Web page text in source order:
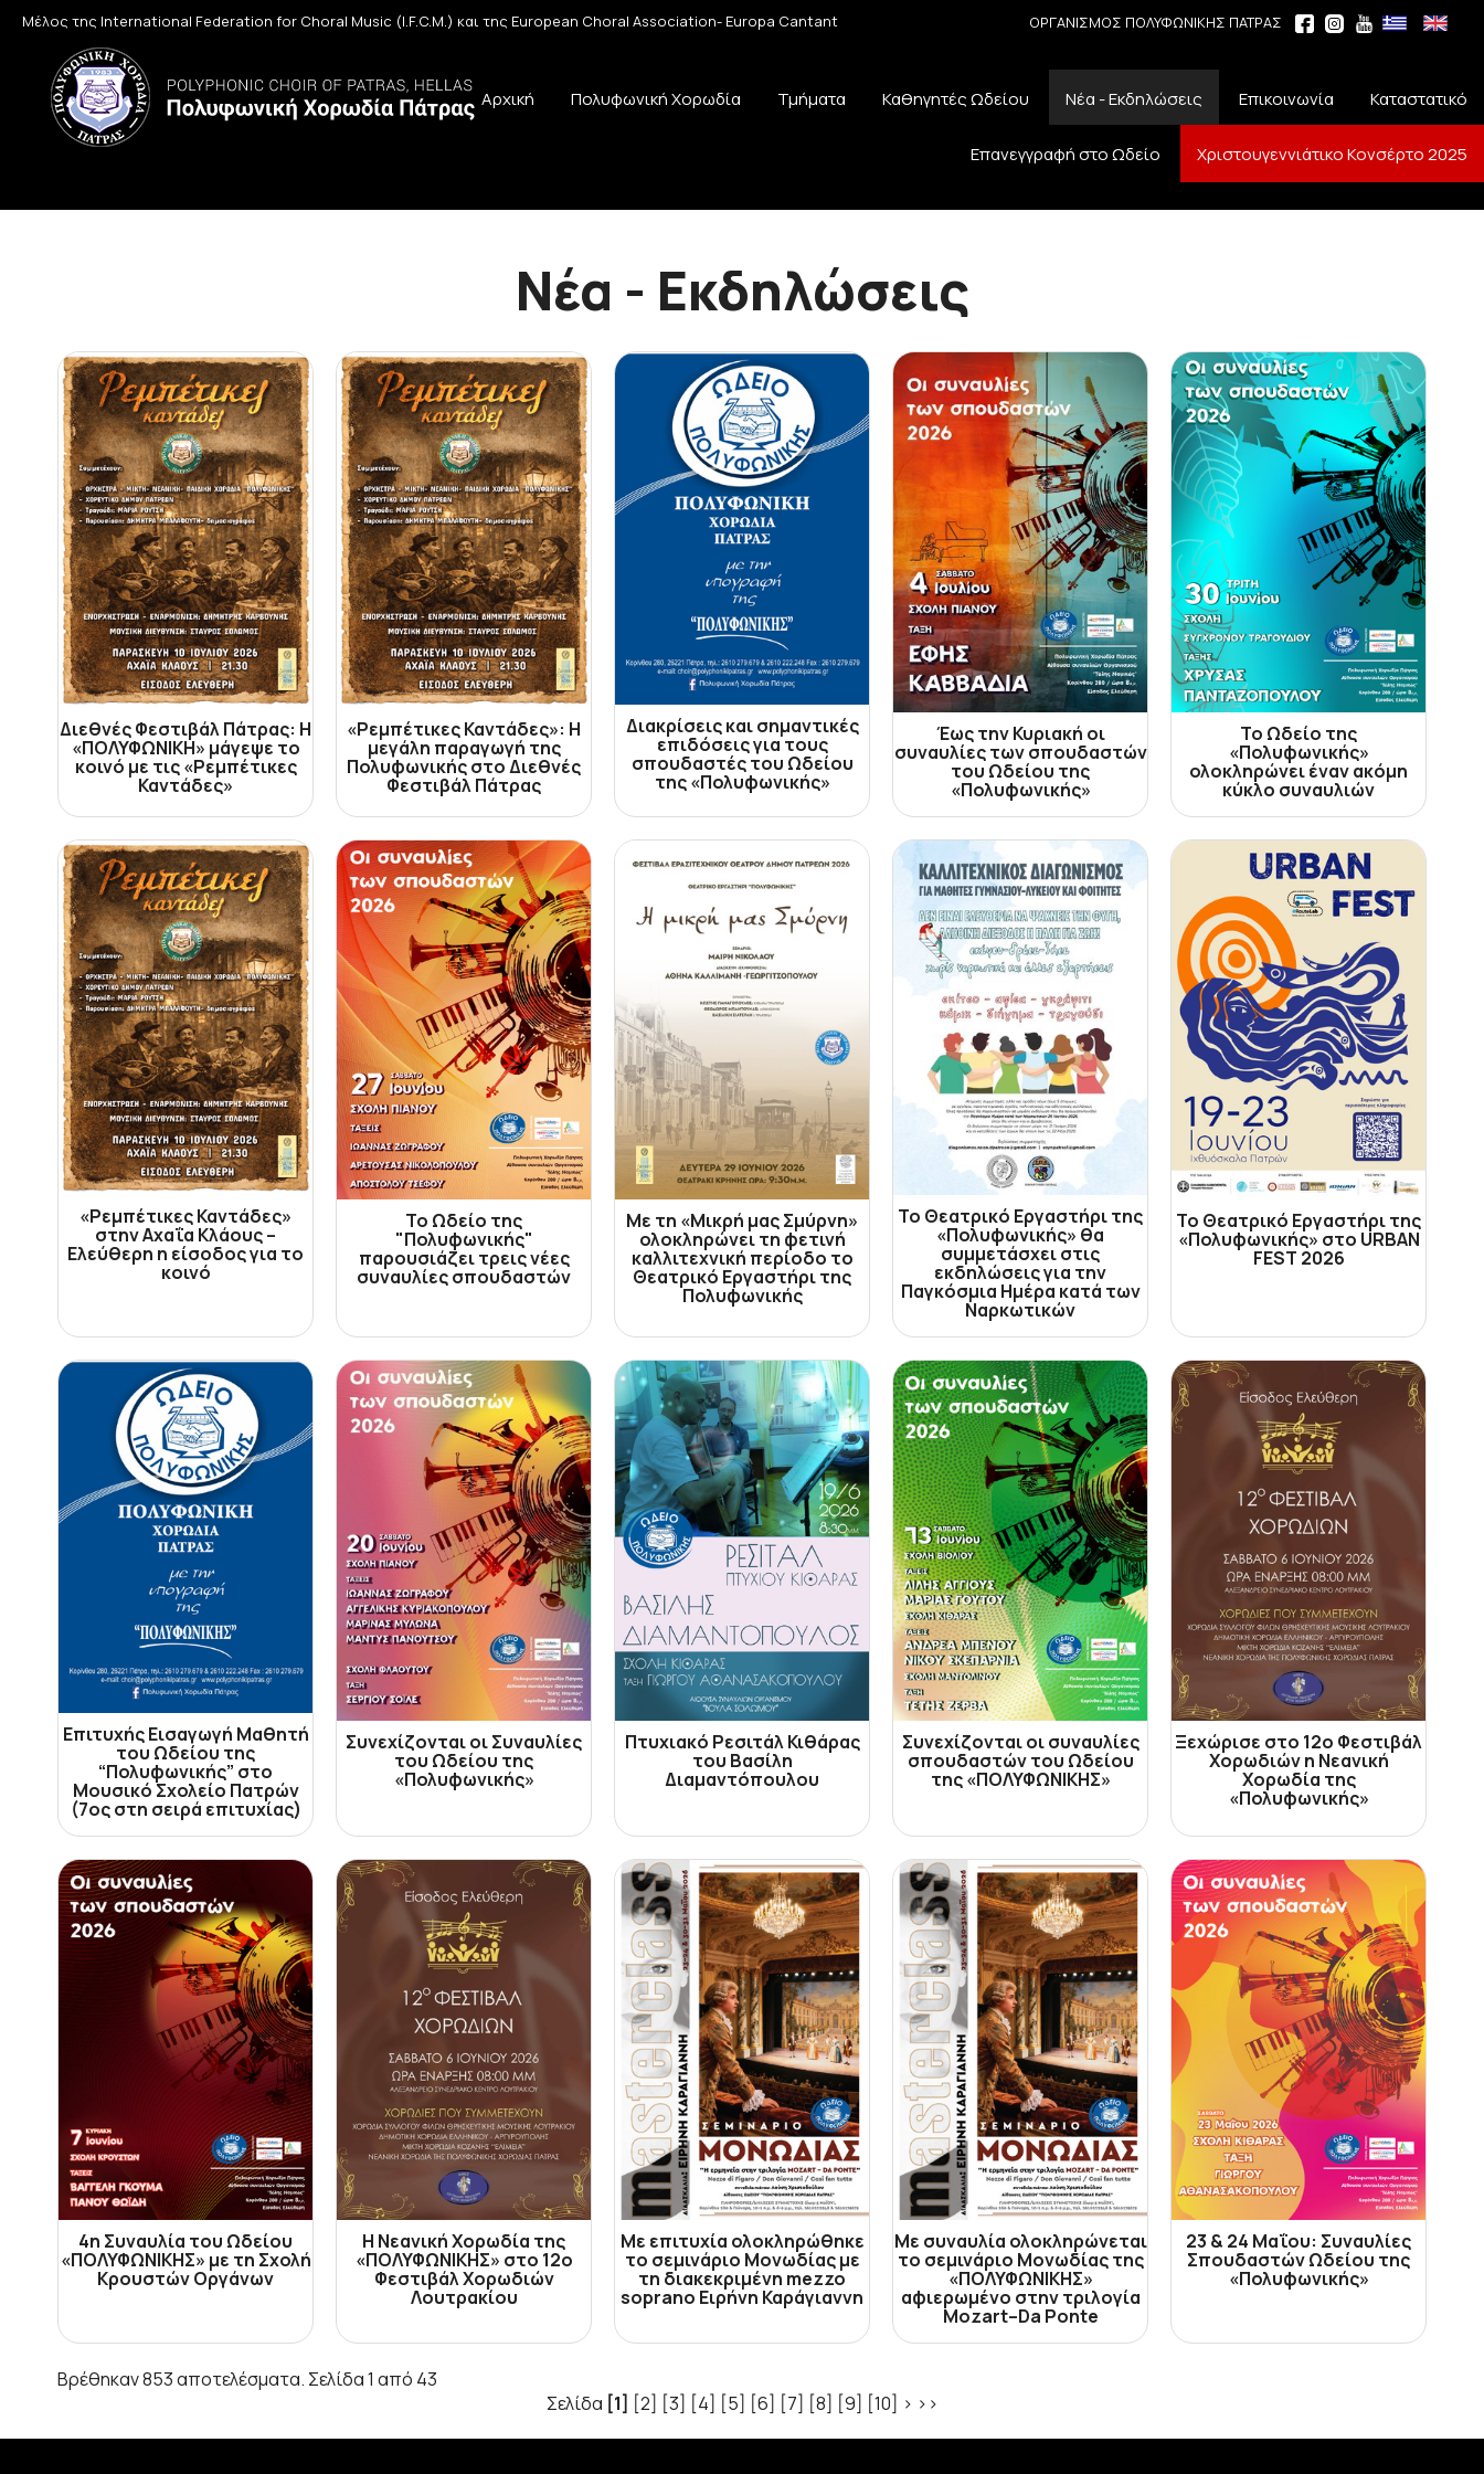
ΟΡΓΑΝΙΣΜΟΣ ΠΟΛΥΦΩΝΙΚΗΣ ΠΑΤΡΑΣ
Μέλος της International Federation for Choral Music (I.F.C.M.) και της European Choral Association- Europa Cantant
Αρχική Πολυφωνική Χορωδία Τμήματα Καθηγητές Ωδείου Νέα - Εκδηλώσεις Επικοινωνία Καταστατικό
Επανεγγραφή στο Ωδείο Χριστουγεννιάτικο Κονσέρτο 2025
Νέα - Εκδηλώσεις
Διεθνές Φεστιβάλ Πάτρας: Η
«ΠΟΛΥΦΩΝΙΚΗ» μάγεψε το
κοινό με τις «Ρεμπέτικες
Καντάδες»
«Ρεμπέτικες Καντάδες»: Η
μεγάλη παραγωγή της
Πολυφωνικής στο Διεθνές
Φεστιβάλ Πάτρας
Διακρίσεις και σημαντικές
επιδόσεις για τους
σπουδαστές του Ωδείου
της «Πολυφωνικής»
Έως την Κυριακή οι
συναυλίες των σπουδαστών
του Ωδείου της
«Πολυφωνικής»
Το Ωδείο της
«Πολυφωνικής»
ολοκληρώνει έναν ακόμη
κύκλο συναυλιών
«Ρεμπέτικες Καντάδες»
στην Αχαΐα Κλάους –
Ελεύθερη η είσοδος για το
κοινό
Το Ωδείο της
"Πολυφωνικής"
παρουσιάζει τρεις νέες
συναυλίες σπουδαστών
Με τη «Μικρή μας Σμύρνη»
ολοκληρώνει τη φετινή
καλλιτεχνική περίοδο το
Θεατρικό Εργαστήρι της
Πολυφωνικής
Το Θεατρικό Εργαστήρι της
«Πολυφωνικής» θα
συμμετάσχει στις
εκδηλώσεις για την
Παγκόσμια Ημέρα κατά των
Ναρκωτικών
Το Θεατρικό Εργαστήρι της
«Πολυφωνικής» στο URBAN
FEST 2026
Επιτυχής Εισαγωγή Μαθητή
του Ωδείου της
“Πολυφωνικής” στο
Μουσικό Σχολείο Πατρών
(7ος στη σειρά επιτυχίας)
Συνεχίζονται οι Συναυλίες
του Ωδείου της
«Πολυφωνικής»
Πτυχιακό Ρεσιτάλ Κιθάρας
του Βασίλη
Διαμαντόπουλου
Συνεχίζονται οι συναυλίες
σπουδαστών του Ωδείου
της «ΠΟΛΥΦΩΝΙΚΗΣ»
Ξεχώρισε στο 12ο Φεστιβάλ
Χορωδιών η Νεανική
Χορωδία της
«Πολυφωνικής»
4η Συναυλία του Ωδείου
«ΠΟΛΥΦΩΝΙΚΗΣ» με τη Σχολή
Κρουστών Οργάνων
Η Νεανική Χορωδία της
«ΠΟΛΥΦΩΝΙΚΗΣ» στο 12ο
Φεστιβάλ Χορωδιών
Λουτρακίου
Με επιτυχία ολοκληρώθηκε
το σεμινάριο Μονωδίας με
τη διακεκριμένη mezzo
soprano Ειρήνη Καράγιαννη
Με συναυλία ολοκληρώνεται
το σεμινάριο Μονωδίας της
«ΠΟΛΥΦΩΝΙΚΗΣ»
αφιερωμένο στην τριλογία
Mozart–Da Ponte
23 & 24 Μαΐου: Συναυλίες
Σπουδαστών Ωδείου της
«Πολυφωνικής»
Βρέθηκαν 853 αποτελέσματα. Σελίδα 1 από 43
Σελίδα [1] [2] [3] [4] [5] [6] [7] [8] [9] [10] > >>